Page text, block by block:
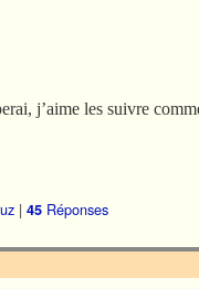
j’aime les suivre
| 45 Réponses